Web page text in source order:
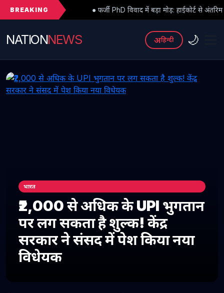
BREAKING
● फर्जी PhD विवाद में बड़ा मोड़: हाईकोर्ट से अंतरिम राहत के बाद 3 असिस्टेंट
NATIONNEWS अहिन्दी 🌙
भारत
₹2,000 से अधिक के UPI भुगतान
पर लग सकता है शुल्क! केंद्र
सरकार ने संसद में पेश किया नया
विधेयक